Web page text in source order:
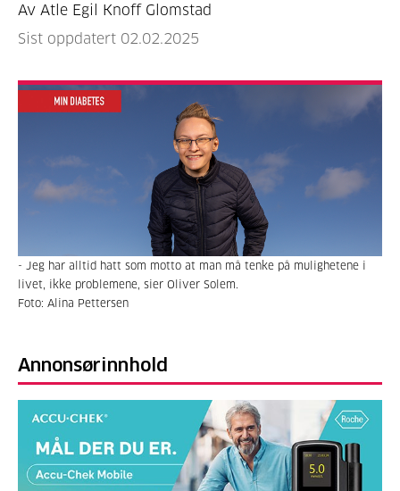
Av Atle Egil Knoff Glomstad
Sist oppdatert 02.02.2025
- Jeg har alltid hatt som motto at man må tenke på mulighetene i
livet, ikke problemene, sier Oliver Solem.
Foto: Alina Pettersen
Annonsørinnhold